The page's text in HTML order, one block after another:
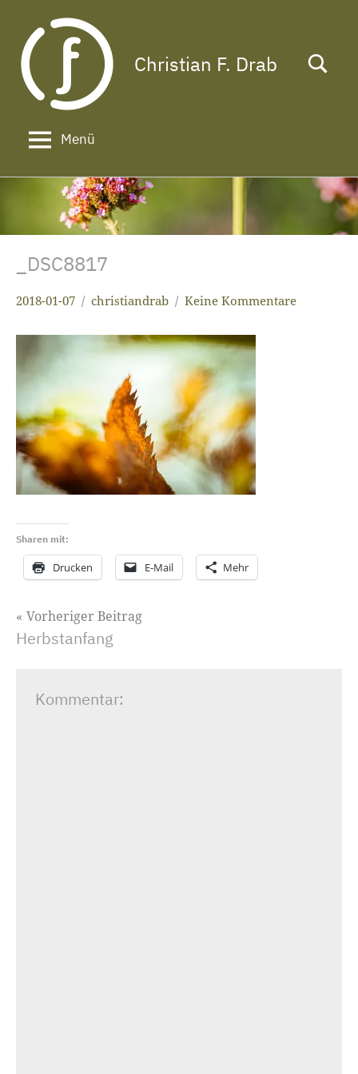
Inhalt
springen
Christian F. Drab
Das
ein
langes
Menü
_DSC8817
2018-01-07 christiandrab Keine Kommentare
Sharen mit:
Drucken E-Mail Mehr
Beitragsnavigation
Vorheriger Beitrag
Herbstanfang
Kommentar: